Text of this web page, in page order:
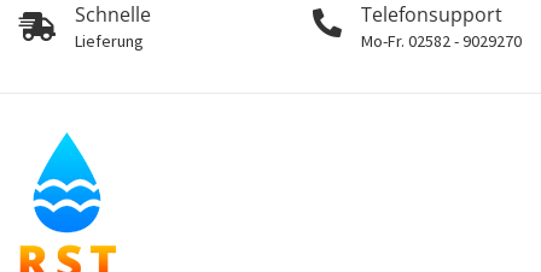
Schnelle
Lieferung
Telefonsupport
Mo-Fr. 02582 - 9029270